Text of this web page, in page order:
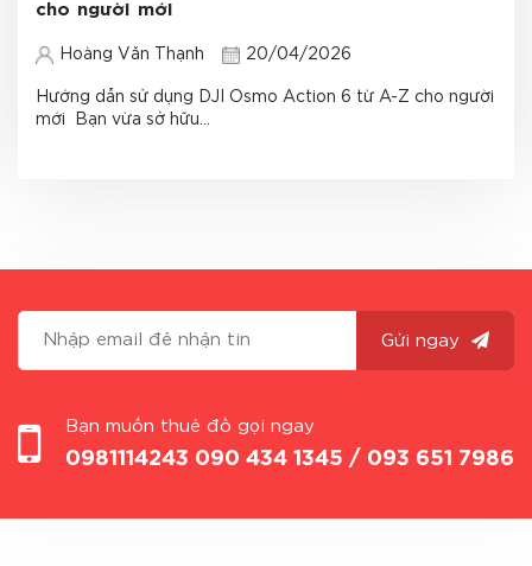
cho người mới
Hoàng Văn Thạnh 20/04/2026
Hướng dẫn sử dụng DJI Osmo Action 6 từ A-Z cho người
mới Bạn vừa sở hữu...
Gửi ngay
Bạn muốn thuê đồ gọi ngay
0981114243 090 434 1345 / 093 651 7986